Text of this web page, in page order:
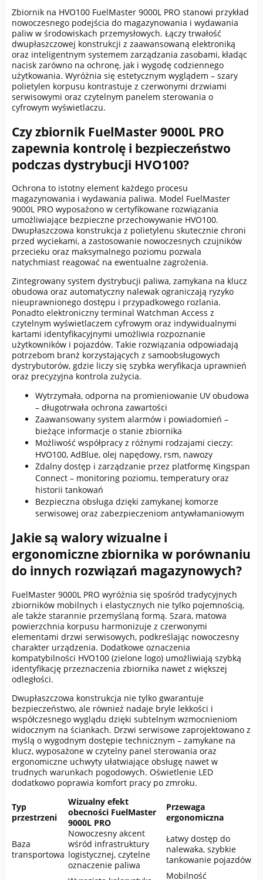
Zbiornik na HVO100 FuelMaster 9000L PRO stanowi przykład
nowoczesnego podejścia do magazynowania i wydawania
paliw w środowiskach przemysłowych. Łączy trwałość
dwupłaszczowej konstrukcji z zaawansowaną elektroniką
oraz inteligentnym systemem zarządzania zasobami, kładąc
nacisk zarówno na ochronę, jak i wygodę codziennego
użytkowania. Wyróżnia się estetycznym wyglądem – szary
polietylen korpusu kontrastuje z czerwonymi drzwiami
serwisowymi oraz czytelnym panelem sterowania o
cyfrowym wyświetlaczu.
Czy zbiornik FuelMaster 9000L PRO
zapewnia kontrolę i bezpieczeństwo
podczas dystrybucji HVO100?
Ochrona to istotny element każdego procesu
magazynowania i wydawania paliwa. Model FuelMaster
9000L PRO wyposażono w certyfikowane rozwiązania
umożliwiające bezpieczne przechowywanie HVO100.
Dwupłaszczowa konstrukcja z polietylenu skutecznie chroni
przed wyciekami, a zastosowanie nowoczesnych czujników
przecieku oraz maksymalnego poziomu pozwala
natychmiast reagować na ewentualne zagrożenia.
Zintegrowany system dystrybucji paliwa, zamykana na klucz
obudowa oraz automatyczny nalewak ograniczają ryzyko
nieuprawnionego dostępu i przypadkowego rozlania.
Ponadto elektroniczny terminal Watchman Access z
czytelnym wyświetlaczem cyfrowym oraz indywidualnymi
kartami identyfikacyjnymi umożliwia rozpoznanie
użytkowników i pojazdów. Takie rozwiązania odpowiadają
potrzebom branż korzystających z samoobsługowych
dystrybutorów, gdzie liczy się szybka weryfikacja uprawnień
oraz precyzyjna kontrola zużycia.
Wytrzymała, odporna na promieniowanie UV obudowa
– długotrwała ochrona zawartości
Zaawansowany system alarmów i powiadomień –
bieżące informacje o stanie zbiornika
Możliwość współpracy z różnymi rodzajami cieczy:
HVO100, AdBlue, olej napędowy, rsm, nawozy
Zdalny dostęp i zarządzanie przez platformę Kingspan
Connect – monitoring poziomu, temperatury oraz
historii tankowań
Bezpieczna obsługa dzięki zamykanej komorze
serwisowej oraz zabezpieczeniom antywłamaniowym
Jakie są walory wizualne i
ergonomiczne zbiornika w porównaniu
do innych rozwiązań magazynowych?
FuelMaster 9000L PRO wyróżnia się spośród tradycyjnych
zbiorników mobilnych i elastycznych nie tylko pojemnością,
ale także starannie przemyślaną formą. Szara, matowa
powierzchnia korpusu harmonizuje z czerwonymi
elementami drzwi serwisowych, podkreślając nowoczesny
charakter urządzenia. Dodatkowe oznaczenia
kompatybilności HVO100 (zielone logo) umożliwiają szybką
identyfikację przeznaczenia zbiornika nawet z większej
odległości.
Dwupłaszczowa konstrukcja nie tylko gwarantuje
bezpieczeństwo, ale również nadaje bryle lekkości i
współczesnego wyglądu dzięki subtelnym wzmocnieniom
widocznym na ściankach. Drzwi serwisowe zaprojektowano z
myślą o wygodnym dostępie technicznym – zamykane na
klucz, wyposażone w czytelny panel sterowania oraz
ergonomiczne uchwyty ułatwiające obsługę nawet w
trudnych warunkach pogodowych. Oświetlenie LED
dodatkowo poprawia komfort pracy po zmroku.
Typ
przestrzeni
Wizualny efekt
obecności FuelMaster
9000L PRO
Przewaga
ergonomiczna
Baza
transportowa
Nowoczesny akcent
wśród infrastruktury
logistycznej, czytelne
oznaczenie paliwa
Łatwy dostęp do
nalewaka, szybkie
tankowanie pojazdów
Mobilność